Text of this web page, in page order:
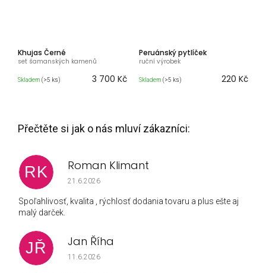
Khujas Černé
set šamanských kamenů
Skladem (>5 ks) 3 700 Kč
Peruánský pytlíček
ruční výrobek
Skladem (>5 ks) 220 Kč
RK Roman Klimant
Hodnocení obchodu je 5 z 5 hvězdiček.
21.6.2026
Spoľahlivosť, kvalita , rýchlosť dodania tovaru a plus ešte aj
malý darček.
JŘ Jan Říha
Hodnocení obchodu je 5 z 5 hvězdiček.
11.6.2026